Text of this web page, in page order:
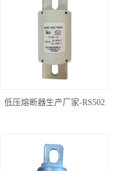
低压熔断器生产厂家-RS502